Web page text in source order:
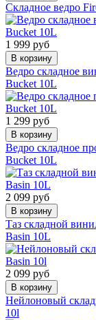
Складное ведро
1 999 руб
В корзину
Ведро складное
Bucket 10L
1 299 руб
В корзину
Ведро складное
Bucket 10L
2 099 руб
В корзину
Таз складной
Basin 10L
2 099 руб
В корзину
Нейлоновый
10l